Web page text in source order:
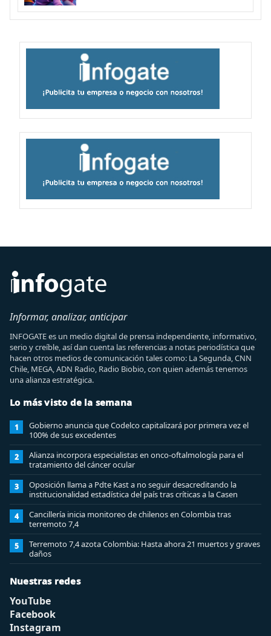
Informar, analizar, anticipar
INFOGATE es un medio digital de prensa independiente, informativo,
serio y creíble, así dan cuenta las referencias a notas periodística que
hacen otros medios de comunicación tales como: La Segunda, CNN
Chile, MEGA, ADN Radio, Radio Biobio, con quien además tenemos
una alianza estratégica.
Lo más visto de la semana
1
Gobierno anuncia que Codelco capitalizará por primera vez el
100% de sus excedentes
2
Alianza incorpora especialistas en onco-oftalmología para el
tratamiento del cáncer ocular
3
Oposición llama a Pdte Kast a no seguir desacreditando la
institucionalidad estadística del país tras críticas a la Casen
4
Cancillería inicia monitoreo de chilenos en Colombia tras
terremoto 7,4
5
Terremoto 7,4 azota Colombia: Hasta ahora 21 muertos y graves
daños
Nuestras redes
YouTube
Facebook
Instagram